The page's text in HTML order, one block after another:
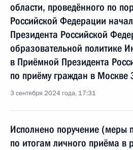
области, проведённого по
Российской Федерации
Президента Российской
образовательной политике
в Приёмной Президента
по приёму граждан в
3 сентября 2024 года, 17:31
Исполнено поручение (меры
по итогам личного приёма в